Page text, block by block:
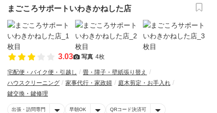
まごころサポートいわきかねした店
3.03 写真 4枚
宅配便・バイク便・引越し
畳・障子・壁紙張り替え
ハウスクリーニング
家事代行・家政婦
庭木剪定・お手入れ
鍵交換・鍵修理
出張・訪問専門 早朝OK QRコード決済可